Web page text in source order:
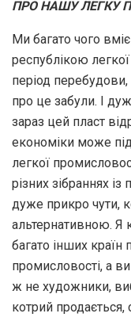
ПРО НАШУ ЛЕГКУ
Ми багато чого
республікою
період перебудови,
про це забули. І
зараз цей пласт
економіки може
легкої
різних зібраннях
дуже прикро чути,
альтернативною. Я
багато інших країн
промисловості, а
ж не художники,
котрий